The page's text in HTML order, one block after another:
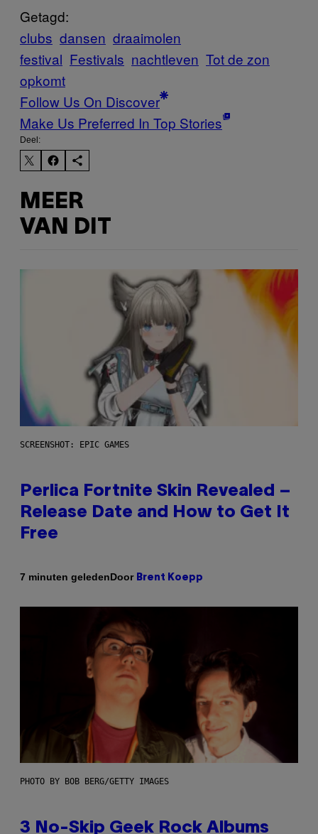
Getagd:
clubs dansen draaimolen
festival Festivals nachtleven Tot de zon
opkomt
Follow Us On Discover
Make Us Preferred In Top Stories
Deel:
MEER
VAN DIT
SCREENSHOT: EPIC GAMES
Perlica Fortnite Skin Revealed –
Release Date and How to Get It
Free
7 minuten geledenDoor Brent Koepp
PHOTO BY BOB BERG/GETTY IMAGES
3 No-Skip Geek Rock Albums